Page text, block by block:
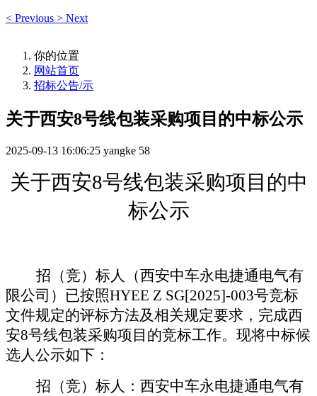
< Previous > Next
你的位置
网站首页
招标公告/示
关于西安8号线包装采购项目的中标公示
2025-09-13 16:06:25 yangke 58
关于西安8号线包装采购项目的中
标公示
招（竞）标人（西安中车永电捷通电气有
限公司 ）已按照HYEE Z SG[2025]-003号竞标
文件规定的评标方法及相关规定要求，完成西
安8号线包装采购项目的竞标工作。现将中标候
选人公示如下：
招（竞）标人： 西安中车永电捷通电气有